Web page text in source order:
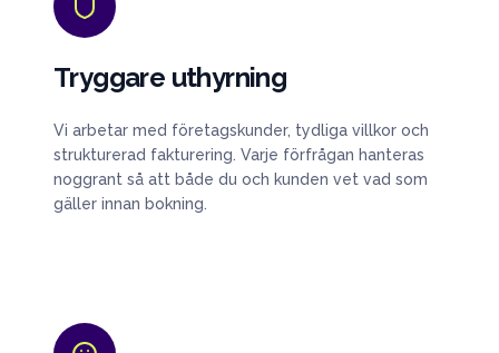
Tryggare uthyrning
Vi arbetar med företagskunder, tydliga villkor och
strukturerad fakturering. Varje förfrågan hanteras
noggrant så att både du och kunden vet vad som
gäller innan bokning.